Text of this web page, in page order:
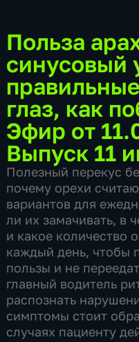
Польза
синусовый
глаз, как
Эфир от
Выпуск 11
Полезный перекус
почему орехи
вариантов для
ли их замачивать, в
и какое количество
каждый день, чтобы
пользы и не
главный водитель
распознать
симптомы стоит
случаях пациенту